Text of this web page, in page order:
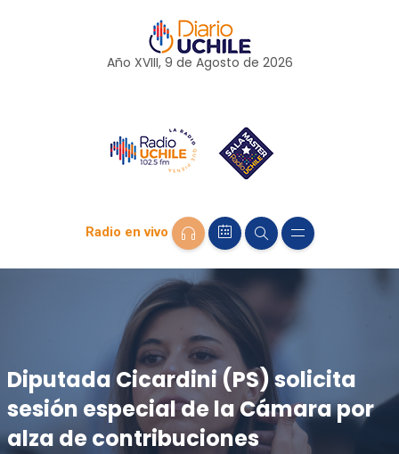
Año XVIII, 9 de Agosto de 2026
Radio en vivo
Diputada Cicardini (PS) solicita
sesión especial de la Cámara por
alza de contribuciones